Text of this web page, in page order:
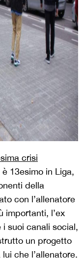
crisi
13esimo in Liga,
della
con l’allenatore
importanti, l’ex
suoi canali social,
un progetto
che l’allenatore.